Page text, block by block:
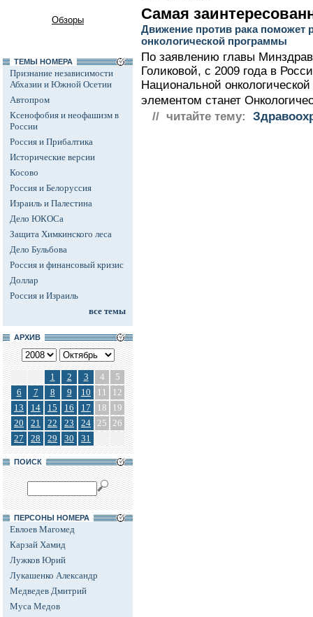
Обзоры
ТЕМЫ НОМЕРА
Признание независимости
Абхазии и Южной Осетии
Автопром
Ксенофобия и неофашизм в
России
Россия и Прибалтика
Исторические версии
Косово
Россия и Белоруссия
Израиль и Палестина
Дело ЮКОСа
Защита Химкинского леса
Дело Бульбова
Россия и финансовый кризис
Доллар
Россия и Израиль
все темы
АРХИВ
1 2 3 4
5
6
7 8 9 10 11
12
13
14 15 16 17 18
19
20
21 22 23 24 25 26
27
28 29 30 31
ПОИСК
ПЕРСОНЫ НОМЕРА
Евлоев Магомед
Карзай Хамид
Лужков Юрий
Лукашенко Александр
Медведев Дмитрий
Муса Медов
Самая
Движение против рака поможет
онкологической программы
По заявлению главы
Голиковой, с 2009 года в
Национальной
элементом станет
// читайте тему: